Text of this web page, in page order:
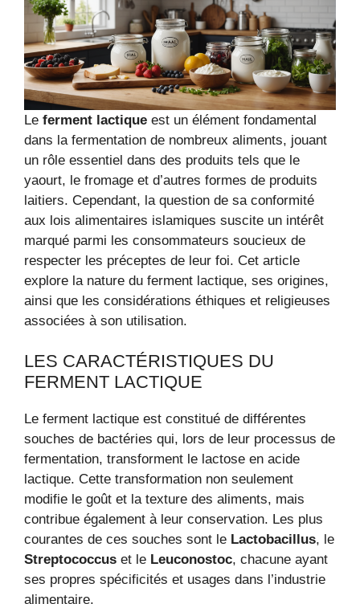
Le ferment lactique est un élément fondamental
dans la fermentation de nombreux aliments, jouant
un rôle essentiel dans des produits tels que le
yaourt, le fromage et d’autres formes de produits
laitiers. Cependant, la question de sa conformité
aux lois alimentaires islamiques suscite un intérêt
marqué parmi les consommateurs soucieux de
respecter les préceptes de leur foi. Cet article
explore la nature du ferment lactique, ses origines,
ainsi que les considérations éthiques et religieuses
associées à son utilisation.
LES CARACTÉRISTIQUES DU
FERMENT LACTIQUE
Le ferment lactique est constitué de différentes
souches de bactéries qui, lors de leur processus de
fermentation, transforment le lactose en acide
lactique. Cette transformation non seulement
modifie le goût et la texture des aliments, mais
contribue également à leur conservation. Les plus
courantes de ces souches sont le Lactobacillus, le
Streptococcus et le Leuconostoc, chacune ayant
ses propres spécificités et usages dans l’industrie
alimentaire.